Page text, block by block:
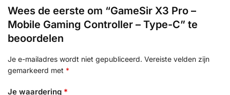
Wees de eerste om “GameSir X3 Pro –
Mobile Gaming Controller – Type-C” te
beoordelen
Je e-mailadres wordt niet gepubliceerd. Vereiste velden zijn
gemarkeerd met *
Je waardering *